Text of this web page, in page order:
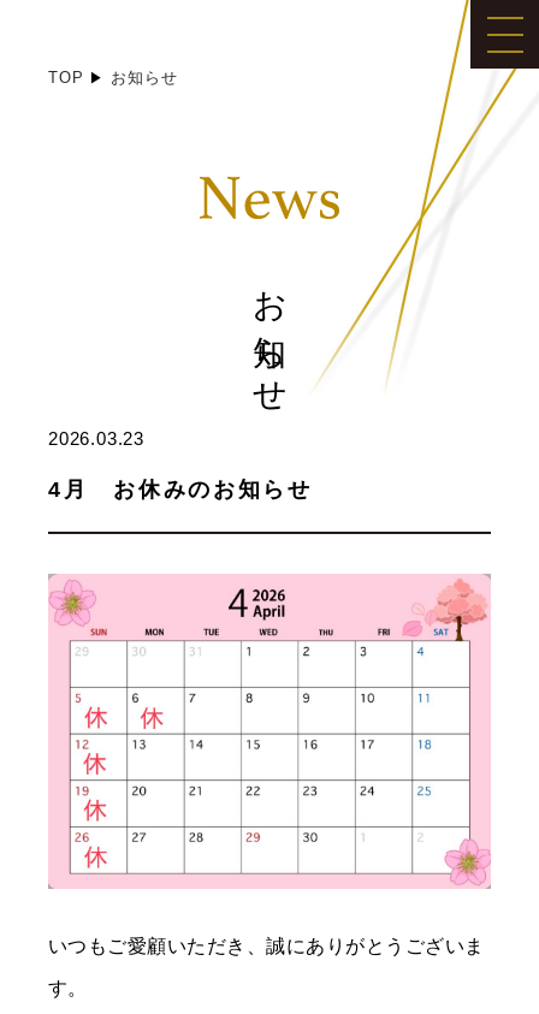
TOP お知らせ
お知らせ
2026.03.23
4月 お休みのお知らせ
いつもご愛顧いただき、誠にありがとうございま
す。